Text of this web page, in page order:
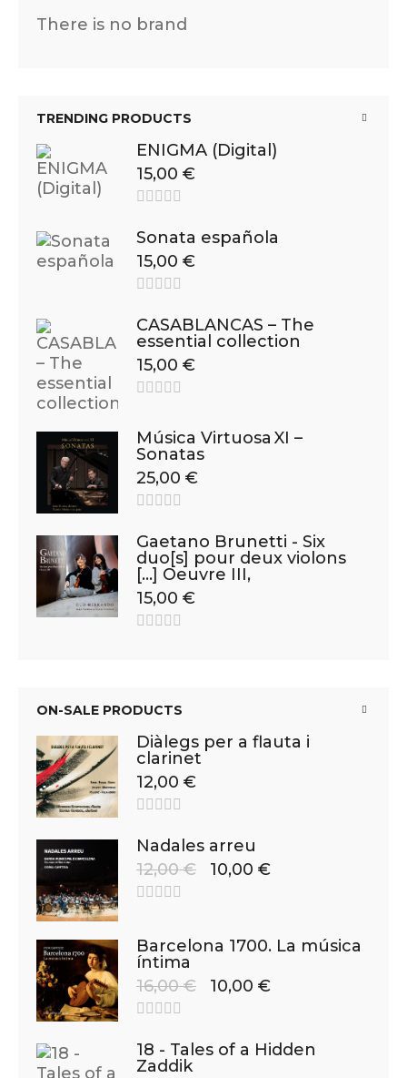
There is no brand
TRENDING PRODUCTS
ENIGMA (Digital)
15,00 €
Sonata española
15,00 €
CASABLANCAS – The
essential collection
15,00 €
Música Virtuosa XI –
Sonatas
25,00 €
Gaetano Brunetti - Six
duo[s] pour deux violons
[…] Oeuvre III,
15,00 €
ON-SALE PRODUCTS
Diàlegs per a flauta i
clarinet
12,00 €
Nadales arreu
12,00€ 10,00 €
Barcelona 1700. La música
íntima
16,00€ 10,00 €
18 - Tales of a Hidden
Zaddik